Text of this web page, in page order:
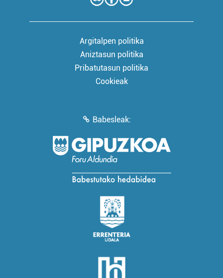
Argitalpen politika
Aniztasun politika
Pribatutasun politika
Cookieak
Babesleak: